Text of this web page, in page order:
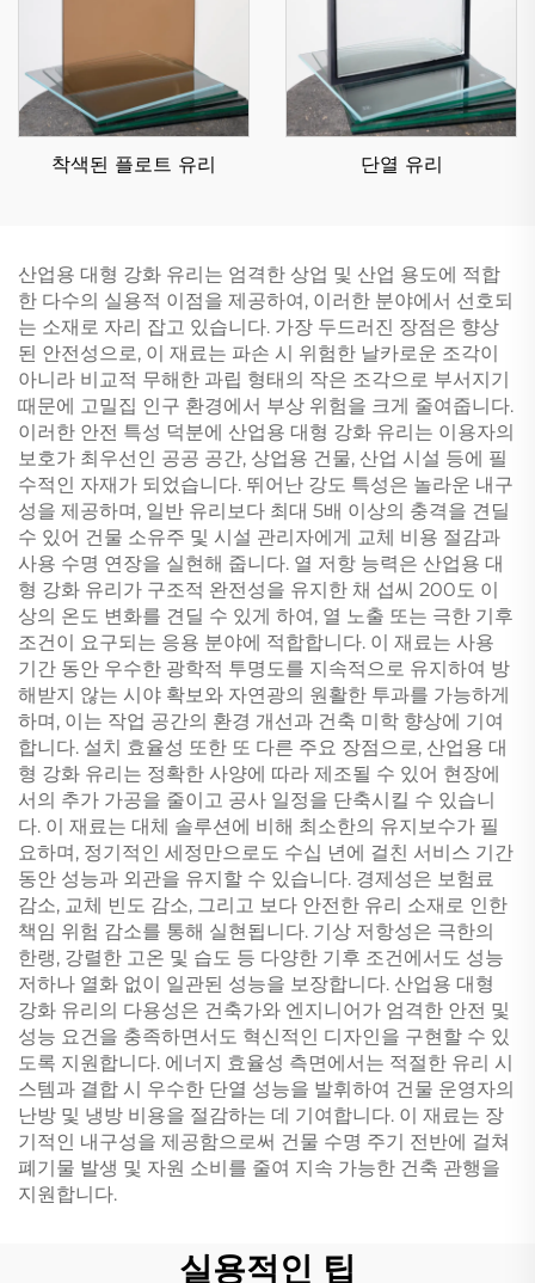
착색된 플로트 유리 단열 유리
산업용 대형 강화 유리는 엄격한 상업 및 산업 용도에 적합
한 다수의 실용적 이점을 제공하여, 이러한 분야에서 선호되
는 소재로 자리 잡고 있습니다. 가장 두드러진 장점은 향상
된 안전성으로, 이 재료는 파손 시 위험한 날카로운 조각이
아니라 비교적 무해한 과립 형태의 작은 조각으로 부서지기
때문에 고밀집 인구 환경에서 부상 위험을 크게 줄여줍니다.
이러한 안전 특성 덕분에 산업용 대형 강화 유리는 이용자의
보호가 최우선인 공공 공간, 상업용 건물, 산업 시설 등에 필
수적인 자재가 되었습니다. 뛰어난 강도 특성은 놀라운 내구
성을 제공하며, 일반 유리보다 최대 5배 이상의 충격을 견딜
수 있어 건물 소유주 및 시설 관리자에게 교체 비용 절감과
사용 수명 연장을 실현해 줍니다. 열 저항 능력은 산업용 대
형 강화 유리가 구조적 완전성을 유지한 채 섭씨 200도 이
상의 온도 변화를 견딜 수 있게 하여, 열 노출 또는 극한 기후
조건이 요구되는 응용 분야에 적합합니다. 이 재료는 사용
기간 동안 우수한 광학적 투명도를 지속적으로 유지하여 방
해받지 않는 시야 확보와 자연광의 원활한 투과를 가능하게
하며, 이는 작업 공간의 환경 개선과 건축 미학 향상에 기여
합니다. 설치 효율성 또한 또 다른 주요 장점으로, 산업용 대
형 강화 유리는 정확한 사양에 따라 제조될 수 있어 현장에
서의 추가 가공을 줄이고 공사 일정을 단축시킬 수 있습니
다. 이 재료는 대체 솔루션에 비해 최소한의 유지보수가 필
요하며, 정기적인 세정만으로도 수십 년에 걸친 서비스 기간
동안 성능과 외관을 유지할 수 있습니다. 경제성은 보험료
감소, 교체 빈도 감소, 그리고 보다 안전한 유리 소재로 인한
책임 위험 감소를 통해 실현됩니다. 기상 저항성은 극한의
한랭, 강렬한 고온 및 습도 등 다양한 기후 조건에서도 성능
저하나 열화 없이 일관된 성능을 보장합니다. 산업용 대형
강화 유리의 다용성은 건축가와 엔지니어가 엄격한 안전 및
성능 요건을 충족하면서도 혁신적인 디자인을 구현할 수 있
도록 지원합니다. 에너지 효율성 측면에서는 적절한 유리 시
스템과 결합 시 우수한 단열 성능을 발휘하여 건물 운영자의
난방 및 냉방 비용을 절감하는 데 기여합니다. 이 재료는 장
기적인 내구성을 제공함으로써 건물 수명 주기 전반에 걸쳐
폐기물 발생 및 자원 소비를 줄여 지속 가능한 건축 관행을
지원합니다.
실용적인 팁